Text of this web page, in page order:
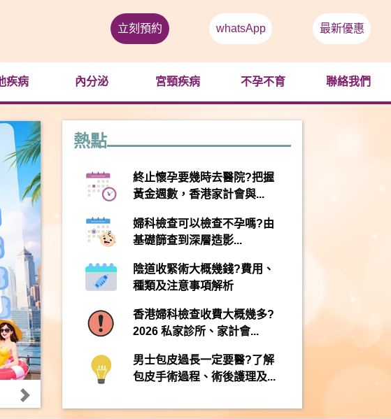
立刻預約 whatsApp 最新優惠
疾病 內分泌 宮頸疾病 不孕不育 聯絡我們
熱點
終止懷孕要幾時去醫院?把握
黃金週數，香港家計會與...
婦科檢查可以檢查不孕嗎?由
基礎篩查到深層造影...
陰道收緊術大概幾錢?費用、
種類及注意事項解析
香港婦科檢查收費大概幾多?
2026 私家診所、家計會...
男士包皮過長一定要醫?了解
包皮手術過程、術後護理及...